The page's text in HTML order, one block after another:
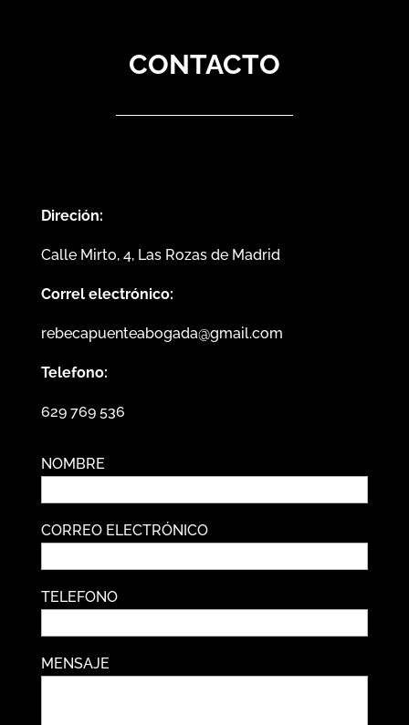
CONTACTO
Direción:
Calle Mirto, 4, Las Rozas de Madrid
Correl electrónico:
rebecapuenteabogada@gmail.com
Telefono:
629 769 536
NOMBRE
CORREO ELECTRÓNICO
TELEFONO
MENSAJE